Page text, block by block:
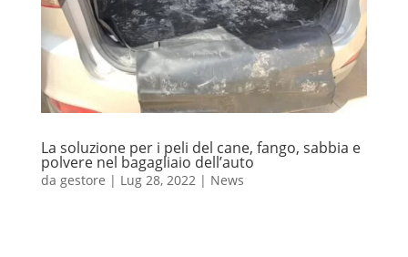
La soluzione per i peli del cane, fango, sabbia e
polvere nel bagagliaio dell’auto
da gestore | Lug 28, 2022 | News